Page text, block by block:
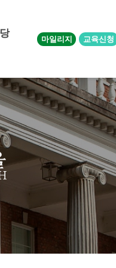
마일리지 교육신청